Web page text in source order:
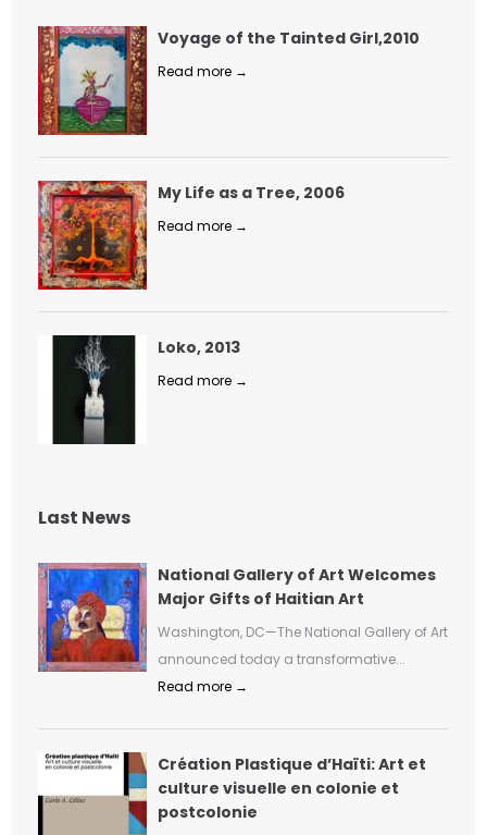
Voyage of the Tainted Girl,2010
Read more →
My Life as a Tree, 2006
Read more →
Loko, 2013
Read more →
Last News
National Gallery of Art Welcomes
Major Gifts of Haitian Art
Washington, DC—The National Gallery of Art
announced today a transformative...
Read more →
Création Plastique d’Haïti: Art et
culture visuelle en colonie et
postcolonie